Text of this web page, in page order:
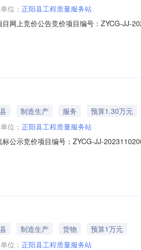
位： 正阳县工程质量服务站
网上竞价公告竞价项目编号：ZYCG-JJ-
￥13000.00元（二）采购项目信息发起
制造生产 服务
预算1.30万元
位： 正阳县工程质量服务站
公示竞价项目编号：ZYCG-JJ-
报价开始时间（北京时间）：
制造生产 货物
预算1万元
位： 正阳县工程质量服务站